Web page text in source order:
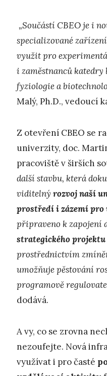
„Součástí CBEO je i
specializované
využit pro
i zaměstnanců
fyziologie a
Malý, Ph.D., vedoucí
Z otevření CBEO se
univerzity, doc.
pracoviště v širších
další stavbu, která
viditelný rozvoj naší
prostředí i zázemí pro
připraveno k zapojení
strategického
prostřednictvím
umožňuje pěstování
programově
dodává.
A vy, co se zrovna
nezoufejte. Nová
využívat i pro časté